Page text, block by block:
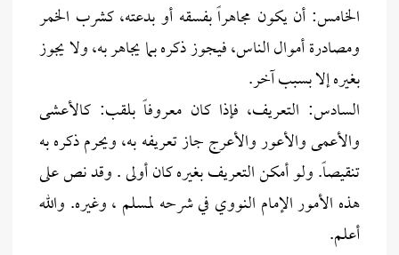
الخامس: أن يكون مجاهراً بفسقه أو بدعته، كشرب الخمر
ومصادرة أموال الناس، فيجوز ذكره بما يجاهر به، ولا يجوز
بغيره إلا بسبب آخر.
السادس: التعريف، فإذا كان معروفاً بلقب: كالأعشى
والأعمى والأعور والأعرج جاز تعريفه به، ويحرم ذكره به
تنقيصاً. ولو أمكن التعريف بغيره كان أولى . وقد نص على
هذه الأمور الإمام النووي في شرحه لمسلم ، وغيره. والله
أعلم.